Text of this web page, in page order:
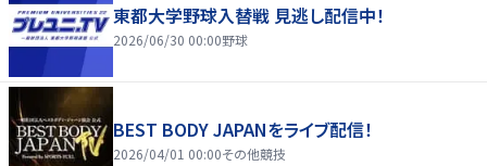
東都大学野球入替戦 見逃し配信中！
2026/06/30 00:00野球
BEST BODY JAPANをライブ配信！
2026/04/01 00:00その他競技